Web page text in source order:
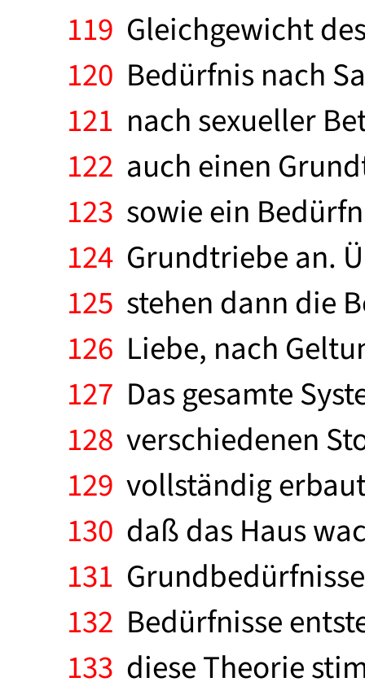
119 Gleichgewicht
120 Bedürfnis nach
121 nach sexueller
122 auch einen
123 sowie ein
124 Grundtriebe an.
125 stehen dann die
126 Liebe, nach
127 Das gesamte
128 verschiedenen
129 vollständig
130 daß das Haus
131
132 Bedürfnisse
133 diese Theorie